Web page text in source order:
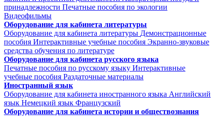
принадлежности Печатные пособия по экологии
Видеофильмы
Оборудование для кабинета литературы
Оборудование для кабинета литературы Демонстрационные
пособия Интерактивные учебные пособия Экранно-звуковые
средства обучения по литературе
Оборудование для кабинета русского языка
Печатные пособия по русскому языку Интерактивные
учебные пособия Раздаточные материалы
Иностранный язык
Оборудование для кабинета иностранного языка Английский
язык Немецкий язык Французский
Оборудование для кабинета истории и обществознания